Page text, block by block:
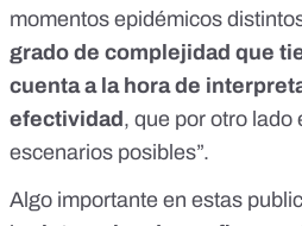
momentos epidémicos
grado de complejidad que
cuenta a la hora de
efectividad , que por otro lado
escenarios posibles”.
Algo importante en estas